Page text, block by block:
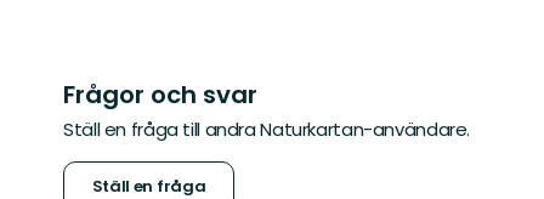
Frågor och svar
Ställ en fråga till andra Naturkartan-användare.
Ställ en fråga